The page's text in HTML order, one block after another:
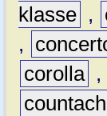
klasse ,
,
corolla ,
countach